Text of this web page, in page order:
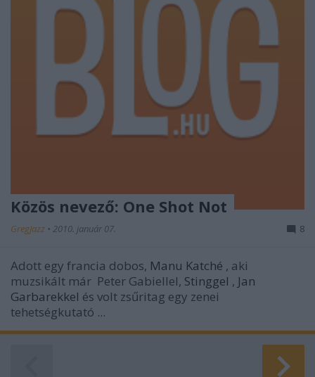
Közös nevező: One Shot Not
GregJazz • 2010. január 07. 8
Adott egy francia dobos, Manu Katché , aki
muzsikált már Peter Gabiellel, Stinggel , Jan
Garbarekkel és volt zsűritag egy zenei
tehetségkutató ...